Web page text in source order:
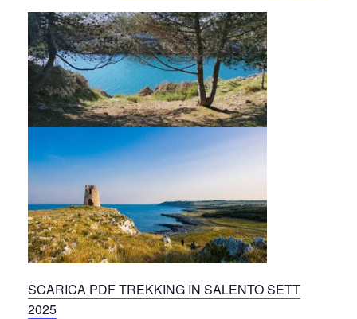
SCARICA PDF TREKKING IN SALENTO SETT
2025